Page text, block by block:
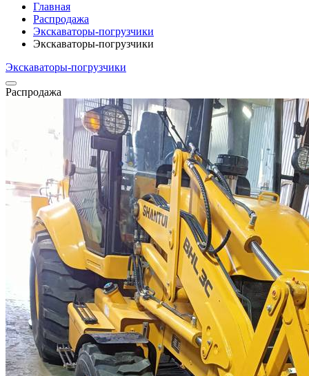
Главная
Распродажа
Экскаваторы-погрузчики
Экскаваторы-погрузчики
Экскаваторы-погрузчики
Распродажа